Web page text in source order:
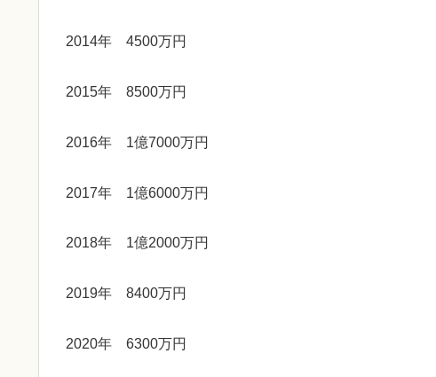
2014年 4500万円
2015年 8500万円
2016年 1億7000万円
2017年 1億6000万円
2018年 1億2000万円
2019年 8400万円
2020年 6300万円